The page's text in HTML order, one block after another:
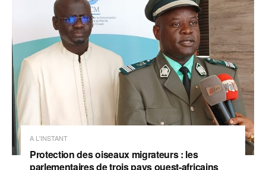
A L'INSTANT
Protection des oiseaux migrateurs : les
parlementaires de trois pays ouest-africains